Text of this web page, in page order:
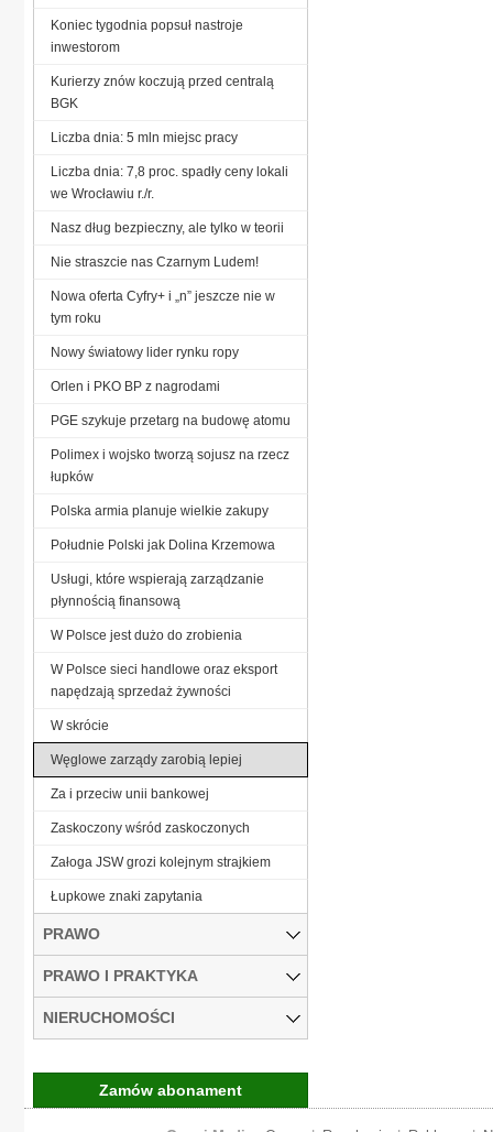
Koniec tygodnia popsuł nastroje
inwestorom
Kurierzy znów koczują przed centralą
BGK
Liczba dnia: 5 mln miejsc pracy
Liczba dnia: 7,8 proc. spadły ceny lokali
we Wrocławiu r./r.
Nasz dług bezpieczny, ale tylko w teorii
Nie straszcie nas Czarnym Ludem!
Nowa oferta Cyfry+ i „n” jeszcze nie w
tym roku
Nowy światowy lider rynku ropy
Orlen i PKO BP z nagrodami
PGE szykuje przetarg na budowę atomu
Polimex i wojsko tworzą sojusz na rzecz
łupków
Polska armia planuje wielkie zakupy
Południe Polski jak Dolina Krzemowa
Usługi, które wspierają zarządzanie
płynnością finansową
W Polsce jest dużo do zrobienia
W Polsce sieci handlowe oraz eksport
napędzają sprzedaż żywności
W skrócie
Węglowe zarządy zarobią lepiej
Za i przeciw unii bankowej
Zaskoczony wśród zaskoczonych
Załoga JSW grozi kolejnym strajkiem
Łupkowe znaki zapytania
PRAWO
PRAWO I PRAKTYKA
NIERUCHOMOŚCI
Zamów abonament